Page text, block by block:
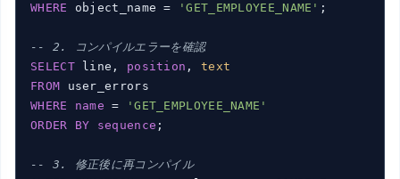
WHERE object_name = 'GET_EMPLOYEE_NAME' ;
-- 2. コンパイルエラーを確認
SELECT line, position , text
FROM
WHERE
name =
'GET_EMPLOYEE_NAME'
ORDER
BY sequence ;
-- 3. 修正後に再コンパイル